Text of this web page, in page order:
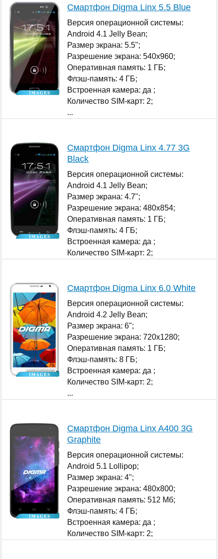
Смартфон Digma Linx 5.5 Blue
Версия операционной системы:
Android 4.1 Jelly Bean;
Размер экрана: 5.5";
Разрешение экрана: 540x960;
Оперативная память: 1 ГБ;
Флэш-память: 4 ГБ;
Встроенная камера: да ;
Количество SIM-карт: 2;
...
Смартфон Digma Linx 4.77 3G
Black
Версия операционной системы:
Android 4.1 Jelly Bean;
Размер экрана: 4.7";
Разрешение экрана: 480x854;
Оперативная память: 1 ГБ;
Флэш-память: 4 ГБ;
Встроенная камера: да ;
Количество SIM-карт: 2;
Смартфон Digma Linx 6.0 White
Версия операционной системы:
Android 4.2 Jelly Bean;
Размер экрана: 6";
Разрешение экрана: 720x1280;
Оперативная память: 1 ГБ;
Флэш-память: 8 ГБ;
Встроенная камера: да ;
Количество SIM-карт: 2;
...
Смартфон Digma Linx A400 3G
Graphite
Версия операционной системы:
Android 5.1 Lollipop;
Размер экрана: 4";
Разрешение экрана: 480x800;
Оперативная память: 512 Мб;
Флэш-память: 4 ГБ;
Встроенная камера: да ;
Количество SIM-карт: 2;